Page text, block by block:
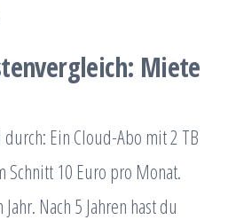
Miete
Ein Cloud-Abo mit 2 TB
Schnitt 10 Euro pro Monat.
Nach 5 Jahren hast du